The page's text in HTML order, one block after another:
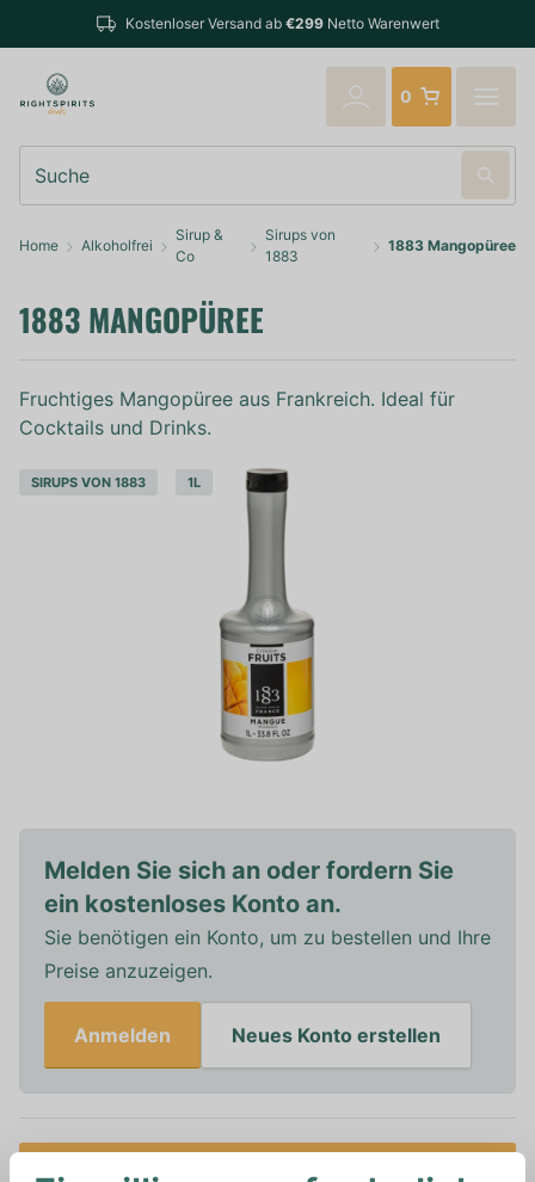
Kostenloser Versand ab€299Netto Warenwert
0
Home Alkoholfrei
Sirup &
Co
Sirups von
1883
1883 Mangopüree
1883 MANGOPÜREE
Fruchtiges Mangopüree aus Frankreich. Ideal für
Cocktails und Drinks.
SIRUPS VON 1883 1L
Melden Sie sich an oder fordern Sie
ein kostenloses Konto an.
Sie benötigen ein Konto, um zu bestellen und Ihre
Preise anzuzeigen.
Anmelden Neues Konto erstellen
In den Warenkorb